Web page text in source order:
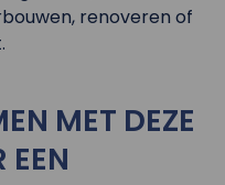
renoveren of
MET DEZE